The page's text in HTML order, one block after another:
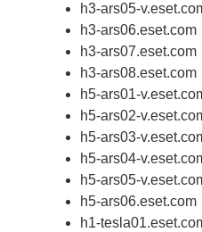
h3-ars05-
h3-ars06.eset.com
h3-ars07.eset.com
h3-ars08.eset.com
h5-ars01-
h5-ars02-
h5-ars03-
h5-ars04-
h5-ars05-
h5-ars06.eset.com
h1-